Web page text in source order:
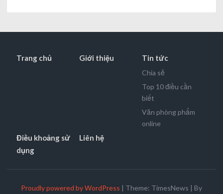
Trang chủ Giới thiệu Tin tức
Chia sẻ
Top 10 điều cần
biết
Văn phòng phẩm
online
Điều khoảng sử
dụng
Liên hệ
Proudly powered by WordPress | Theme: TimesNews | By